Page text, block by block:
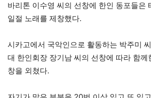
바리톤 이수영 씨의 선창에 한인 동포들은
일절 노래를 제창했다.
시카고에서 국악인으로 활동하는 박주미
대 한인회장 장기남 씨의 선창에 따라 함
창을 외쳤다.